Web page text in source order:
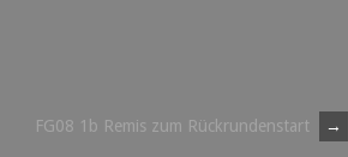
FG08 1b Remis zum Rückrundenstart →